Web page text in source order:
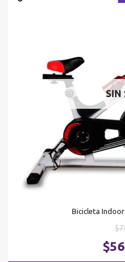
SIN
Bicicleta
$
$